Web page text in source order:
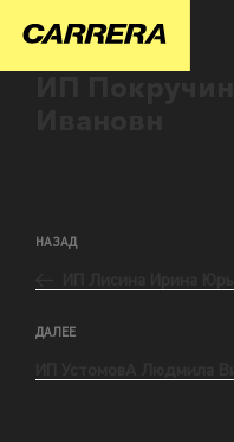
НАЗАД
ДАЛЕЕ